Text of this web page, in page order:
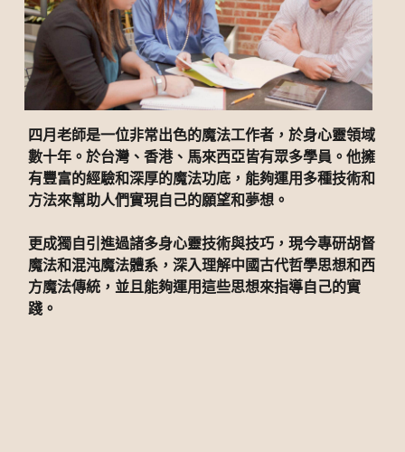
四月老師是一位非常出色的魔法工作者，於身心靈領域
數十年。於台灣、香港、馬來西亞皆有眾多學員。他擁
有豐富的經驗和深厚的魔法功底，能夠運用多種技術和
方法來幫助人們實現自己的願望和夢想。
更成獨自引進過諸多身心靈技術與技巧，現今專研胡督
魔法和混沌魔法體系，深入理解中國古代哲學思想和西
方魔法傳統，並且能夠運用這些思想來指導自己的實
踐。